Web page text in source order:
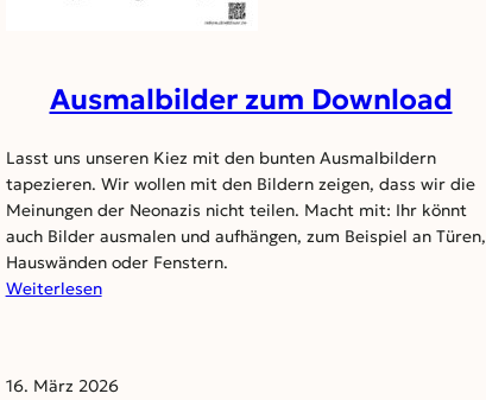
Ausmalbilder zum Download
Lasst uns unseren Kiez mit den bunten Ausmalbildern
tapezieren. Wir wollen mit den Bildern zeigen, dass wir die
Meinungen der Neonazis nicht teilen. Macht mit: Ihr könnt
auch Bilder ausmalen und aufhängen, zum Beispiel an Türen,
Hauswänden oder Fenstern.
Weiterlesen:
16. März 2026